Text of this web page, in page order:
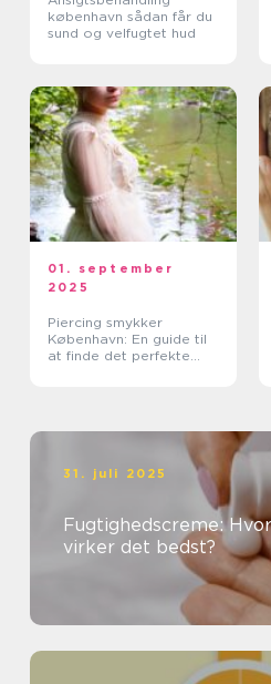
københavn sådan får du
sund og velfugtet hud
01. september
2025
Piercing smykker
København: En guide til
at finde det perfekte
31. juli 2025
Fugtighedscreme:
virker det bedst?